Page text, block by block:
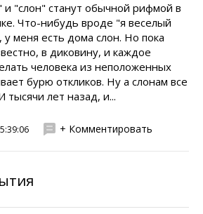
и "слон" станут обычной рифмой в
Что-нибудь вроде "я веселый
у меня есть дома слон. Но пока
в диковину, и каждое
человека из неположенных
бурю откликов. Ну а слонам все
тысячи лет назад, и...
+ Комментировать